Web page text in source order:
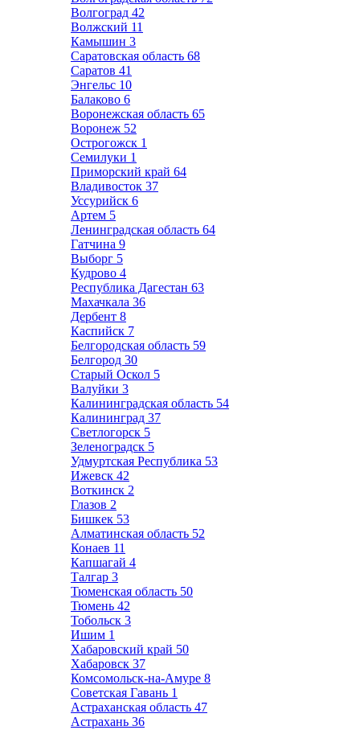
Волгоград 42
Волжский 11
Камышин 3
Саратовская область 68
Саратов 41
Энгельс 10
Балаково 6
Воронежская область 65
Воронеж 52
Острогожск 1
Семилуки 1
Приморский край 64
Владивосток 37
Уссурийск 6
Артем 5
Ленинградская область 64
Гатчина 9
Выборг 5
Кудрово 4
Республика Дагестан 63
Махачкала 36
Дербент 8
Каспийск 7
Белгородская область 59
Белгород 30
Старый Оскол 5
Валуйки 3
Калининградская область 54
Калининград 37
Светлогорск 5
Зеленоградск 5
Удмуртская Республика 53
Ижевск 42
Воткинск 2
Глазов 2
Бишкек 53
Алматинская область 52
Конаев 11
Капшагай 4
Талгар 3
Тюменская область 50
Тюмень 42
Тобольск 3
Ишим 1
Хабаровский край 50
Хабаровск 37
Комсомольск-на-Амуре 8
Советская Гавань 1
Астраханская область 47
Астрахань 36